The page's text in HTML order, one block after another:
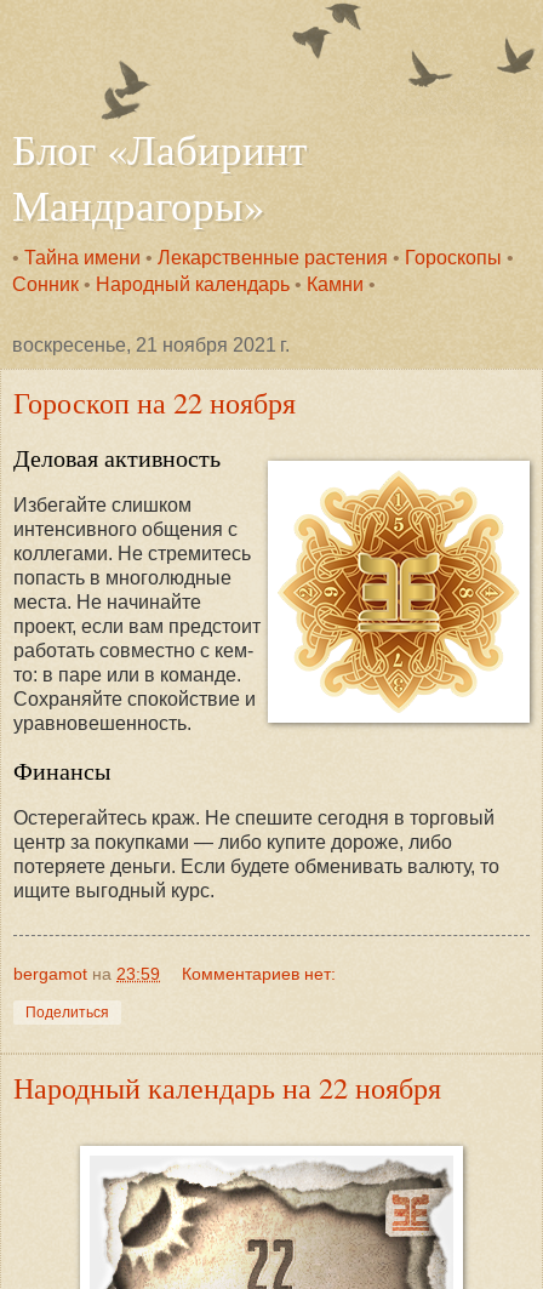
Блог «Лабиринт
Мандрагоры»
• Тайна имени • Лекарственные растения • Гороскопы •
Сонник • Народный календарь • Камни •
воскресенье, 21 ноября 2021 г.
Гороскоп на 22 ноября
Деловая активность
Избегайте слишком
интенсивного общения с
коллегами. Не стремитесь
попасть в многолюдные
места. Не начинайте
проект, если вам предстоит
работать совместно с кем-
то: в паре или в команде.
Сохраняйте спокойствие и
уравновешенность.
Финансы
Остерегайтесь краж. Не спешите сегодня в торговый
центр за покупками — либо купите дороже, либо
потеряете деньги. Если будете обменивать валюту, то
ищите выгодный курс.
bergamot на 23:59 Комментариев нет:
Поделиться
Народный календарь на 22 ноября